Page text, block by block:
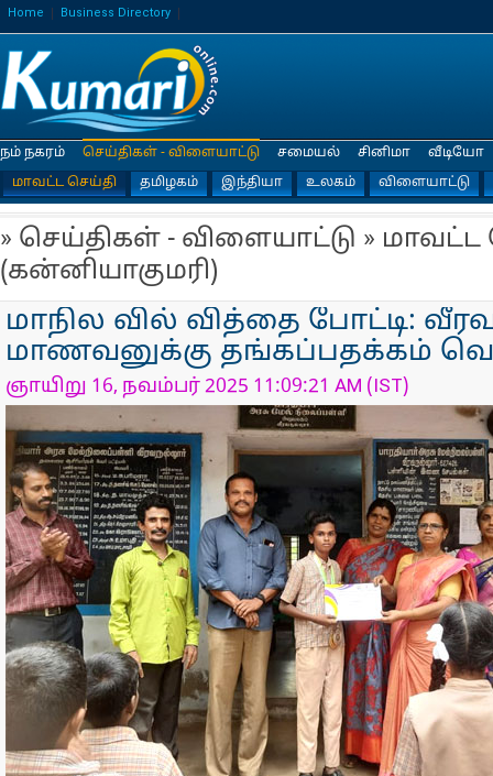
Home Business Directory
நம் நகரம்
செய்திகள் - விளையாட்டு
மாவட்ட செய்தி
தமிழகம் இந்தியா உலகம் விளையாட்டு
சமையல் சினிமா வீடியோ
» செய்திகள் - விளையாட்டு » மாவட்ட
(கன்னியாகுமரி)
மாநில வில் வித்தை போட்டி:
மாணவனுக்கு தங்கப்பதக்கம்
ஞாயிறு 16, நவம்பர் 2025 11:09:21 AM (IST)